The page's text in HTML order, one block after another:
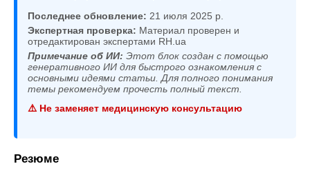
Последнее обновление: 21 июля 2025 р.
Экспертная проверка: Материал проверен и
отредактирован экспертами RH.ua
Примечание об ИИ: Этот блок создан с помощью
генеративного ИИ для быстрого ознакомления с
основными идеями статьи. Для полного понимания
темы рекомендуем прочесть полный текст.
⚠️ Не заменяет медицинскую консультацию
Резюме